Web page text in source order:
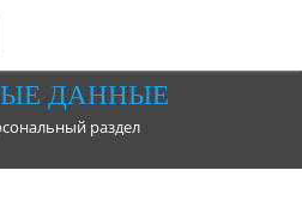
ДАННЫЕ
раздел